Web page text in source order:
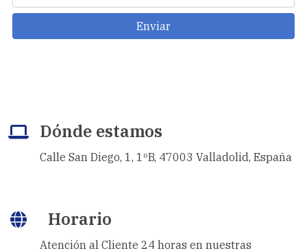
Enviar
Dónde estamos
Calle San Diego, 1, 1ºB, 47003 Valladolid, España
Horario
Atención al Cliente 24 horas en nuestras